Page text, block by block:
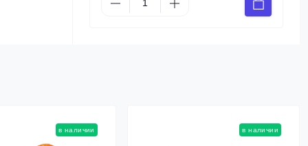
в наличии в наличии